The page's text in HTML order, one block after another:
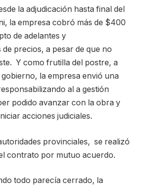
la adjudicación hasta final del
la empresa cobró más de $400
de adelantes y
precios, a pesar de que no
Y como frutilla del postre, a
la empresa envió una
al a gestión
podido avanzar con la obra y
acciones judiciales.
provinciales, se realizó
contrato por mutuo acuerdo.
todo parecía cerrado, la